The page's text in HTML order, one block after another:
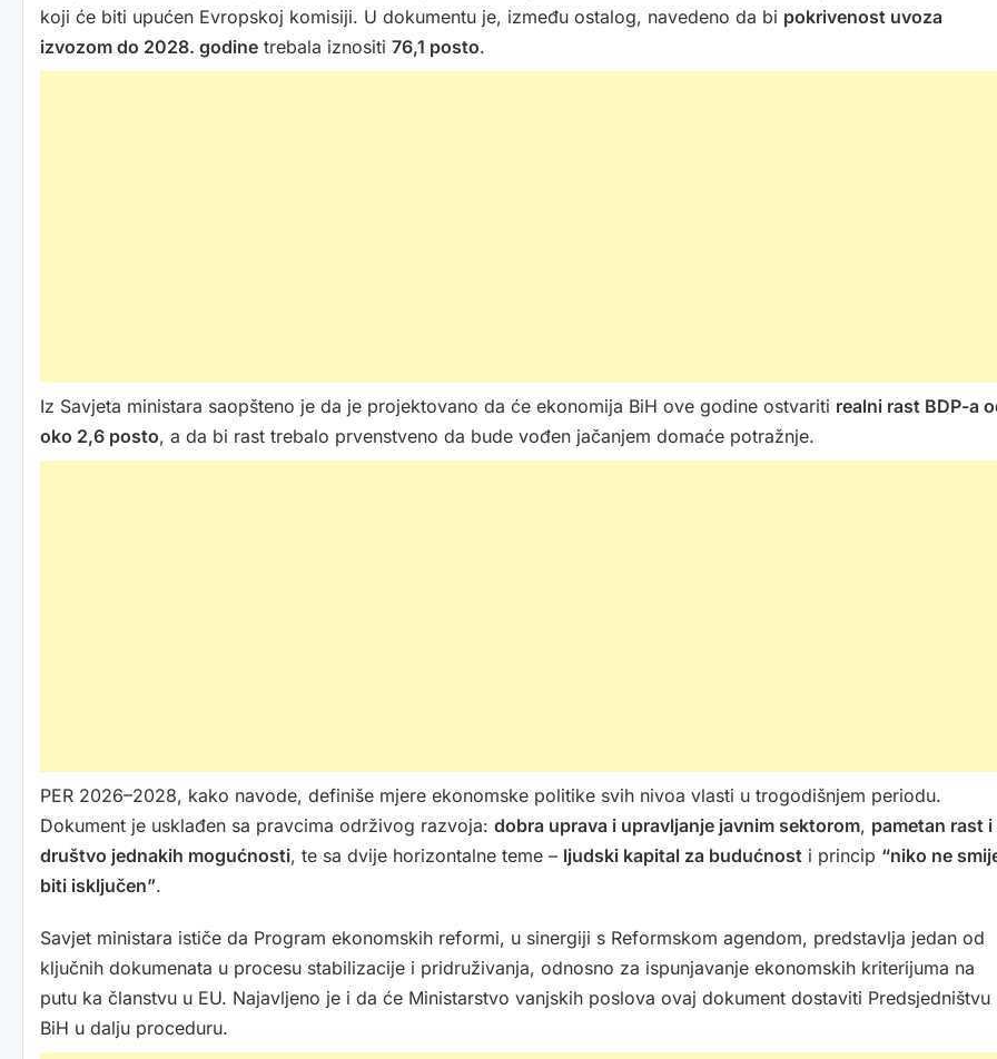
koji će biti upućen Evropskoj komisiji. U dokumentu je, između ostalog, navedeno da bi pokrivenost uvoza
izvozom do 2028. godine trebala iznositi 76,1 posto.
Iz Savjeta ministara saopšteno je da je projektovano da će ekonomija BiH ove godine ostvariti realni rast BDP-a
oko 2,6 posto, a da bi rast trebalo prvenstveno da bude vođen jačanjem domaće potražnje.
PER 2026–2028, kako navode, definiše mjere ekonomske politike svih nivoa vlasti u trogodišnjem periodu.
Dokument je usklađen sa pravcima održivog razvoja: dobra uprava i upravljanje javnim sektorom, pametan rast i
društvo jednakih mogućnosti, te sa dvije horizontalne teme – ljudski kapital za budućnost i princip “niko ne
biti isključen”.
Savjet ministara ističe da Program ekonomskih reformi, u sinergiji s Reformskom agendom, predstavlja jedan od
ključnih dokumenata u procesu stabilizacije i pridruživanja, odnosno za ispunjavanje ekonomskih kriterijuma na
putu ka članstvu u EU. Najavljeno je i da će Ministarstvo vanjskih poslova ovaj dokument dostaviti Predsjedništvu
BiH u dalju proceduru.